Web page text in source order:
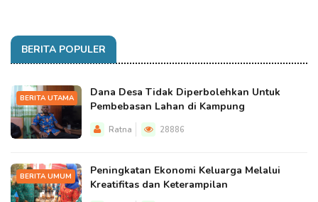
BERITA POPULER
BERITA UTAMA
Dana Desa Tidak Diperbolehkan Untuk
Pembebasan Lahan di Kampung
Ratna 28886
BERITA UMUM
Peningkatan Ekonomi Keluarga Melalui
Kreatifitas dan Keterampilan